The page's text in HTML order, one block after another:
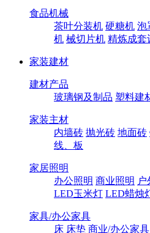
食品机械
茶叶分装机 硬糖机 泡
机 械切片机 精炼成套
家装建材
建材产品
玻璃钢及制品 塑料建
家装主材
内墙砖 抛光砖 地面砖
线、板
家居照明
办公照明 商业照明 户
LED玉米灯 LED蜡烛
家具/办公家具
床 床垫 商业/办公家具